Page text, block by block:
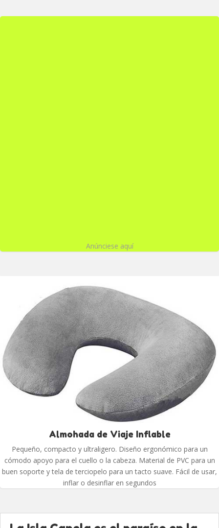
Anúnciese aquí
Almohada de Viaje Inflable
Pequeño, compacto y ultraligero. Diseño ergonómico para un
cómodo apoyo para el cuello o la cabeza. Material de PVC para un
buen soporte y tela de terciopelo para un tacto suave. Fácil de usar,
inflar o desinflar en segundos